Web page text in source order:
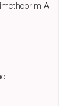
A